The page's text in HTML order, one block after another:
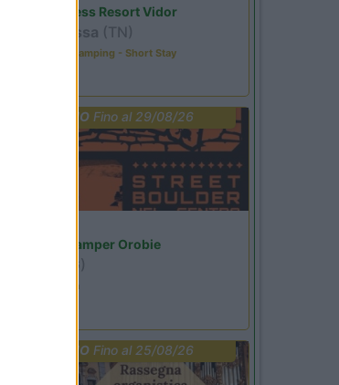
Family Wellness Resort Vidor
Pozza di Fassa (TN)
Happy & Active Camping - Short Stay
PROMO Fino al 29/08/26
Area Sosta Camper Orobie
(BG)
Ardesio si blocca
PROMO Fino al 25/08/26